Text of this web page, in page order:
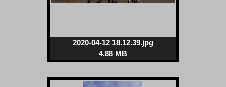
2020-04-12 18.12.39.jpg
4.88 MB